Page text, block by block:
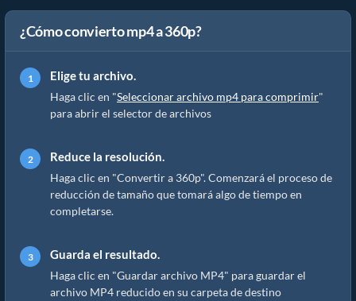
¿Cómo convierto mp4 a 360p?
Elige tu archivo.
Haga clic en "Seleccionar archivo mp4 para comprimir"
para abrir el selector de archivos
Reduce la resolución.
Haga clic en "Convertir a 360p". Comenzará el proceso de
reducción de tamaño que tomará algo de tiempo en
completarse.
Guarda el resultado.
Haga clic en "Guardar archivo MP4" para guardar el
archivo MP4 reducido en su carpeta de destino